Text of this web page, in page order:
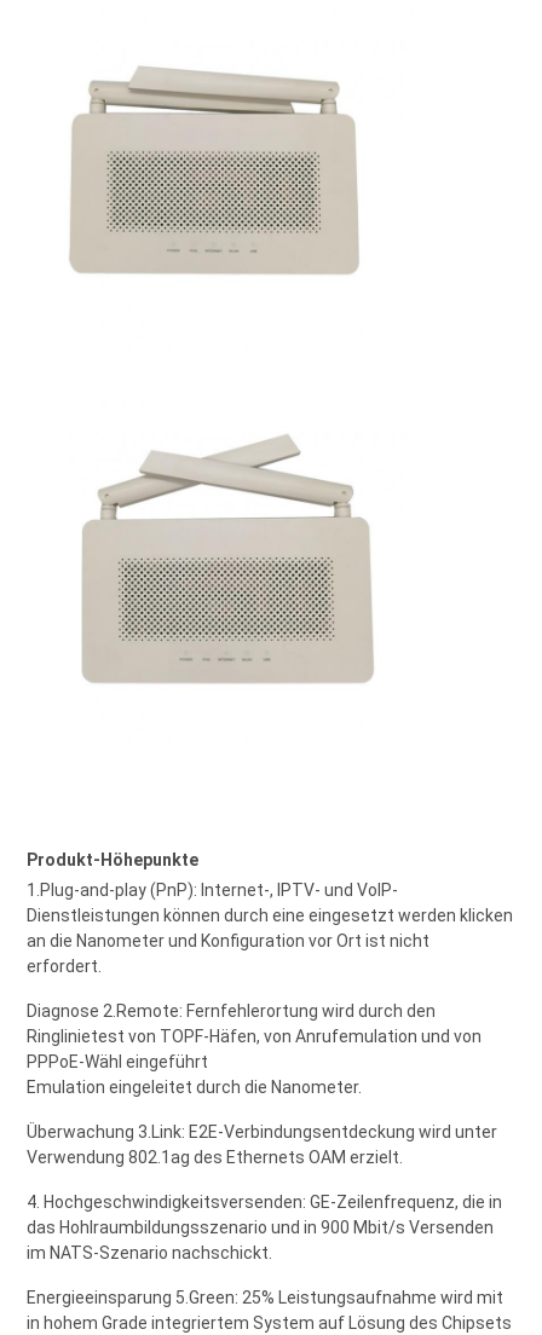
Produkt-Höhepunkte
1.Plug-and-play (PnP): Internet-, IPTV- und VoIP-
Dienstleistungen können durch eine eingesetzt werden klicken
an die Nanometer und Konfiguration vor Ort ist nicht
erfordert.
Diagnose 2.Remote: Fernfehlerortung wird durch den
Ringlinietest von TOPF-Häfen, von Anrufemulation und von
PPPoE-Wähl eingeführt
Emulation eingeleitet durch die Nanometer.
Überwachung 3.Link: E2E-Verbindungsentdeckung wird unter
Verwendung 802.1ag des Ethernets OAM erzielt.
4. Hochgeschwindigkeitsversenden: GE-Zeilenfrequenz, die in
das Hohlraumbildungsszenario und in 900 Mbit/s Versenden
im NATS-Szenario nachschickt.
Energieeinsparung 5.Green: 25% Leistungsaufnahme wird mit
in hohem Grade integriertem System auf Lösung des Chipsets